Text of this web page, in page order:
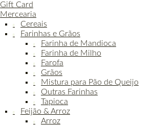
Gift Card
Mercearia
Cereais
Farinhas e Grãos
Farinha de Mandioca
Farinha de Milho
Farofa
Grãos
Mistura para Pão de Queijo
Outras Farinhas
Tapioca
Feijão & Arroz
Arroz